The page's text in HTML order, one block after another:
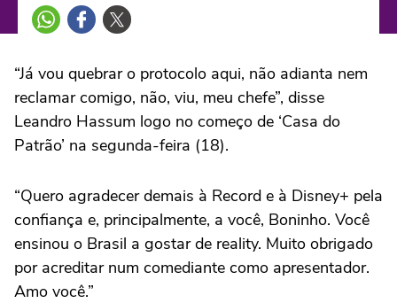
“Já vou quebrar o protocolo aqui, não adianta nem
reclamar comigo, não, viu, meu chefe”, disse
Leandro Hassum logo no começo de ‘Casa do
Patrão’ na segunda-feira (18).
“Quero agradecer demais à Record e à Disney+ pela
confiança e, principalmente, a você, Boninho. Você
ensinou o Brasil a gostar de reality. Muito obrigado
por acreditar num comediante como apresentador.
Amo você.”